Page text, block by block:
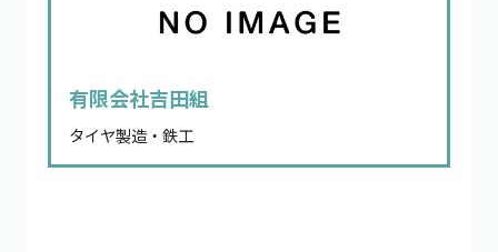
有限会社吉田組
タイヤ製造・鉄工